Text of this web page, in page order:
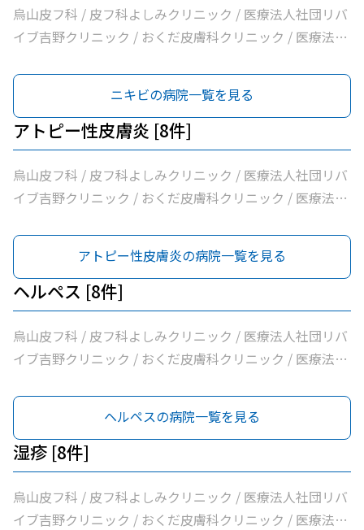
ニック / 古谷医院 / 世田谷区医師会付属烏山診療所 / 交番
通り歯科 / 医療法人社団小島整形外科医院 / 杉浦クリニッ
清孝会田村クリニック / 香川内科クリニック / 大賀内科ク
リニック / 上祖師谷かたらいクリニック / 医療法人社団親
樹会恵泉クリニック / ちとせ台内科クリニック
ニック / 医療法人社団親樹会恵泉第二クリニック / 烏山慶
友整形外科・内科総合クリニック / 医療法人社団広田内科
ク / ヒロクリニック / 南烏山クリニック / Ｋメディカルク
リニック / 医療法人社団リバイブ吉野クリニック / しまだ
クリニック / 千歳烏山駅前内科・糖尿病クリニック / ヨシ
ダ消化器内科クリニック / 医療法人社団永研会ちとせクリ
ニック / 古谷医院 / 世田谷区医師会付属烏山診療所 / 交番
通り歯科 / 医療法人社団小島整形外科医院 / 杉浦クリニッ
清孝会田村クリニック / 香川内科クリニック / 大賀内科ク
リニック / 上祖師谷かたらいクリニック / 医療法人社団親
樹会恵泉クリニック / ちとせ台内科クリニック
烏山皮フ科 / 皮フ科よしみクリニック / 医療法人社団リバ
イブ吉野クリニック / おくだ皮膚科クリニック / 医療法人
/ みずき皮膚科
ニキビの病院一覧を見る
アトピー性皮膚炎 [8件]
烏山皮フ科 / 皮フ科よしみクリニック / 医療法人社団リバ
イブ吉野クリニック / おくだ皮膚科クリニック / 医療法人
/ みずき皮膚科
アトピー性皮膚炎の病院一覧を見る
ヘルペス [8件]
烏山皮フ科 / 皮フ科よしみクリニック / 医療法人社団リバ
イブ吉野クリニック / おくだ皮膚科クリニック / 医療法人
/ みずき皮膚科
ヘルペスの病院一覧を見る
湿疹 [8件]
烏山皮フ科 / 皮フ科よしみクリニック / 医療法人社団リバ
イブ吉野クリニック / おくだ皮膚科クリニック / 医療法人